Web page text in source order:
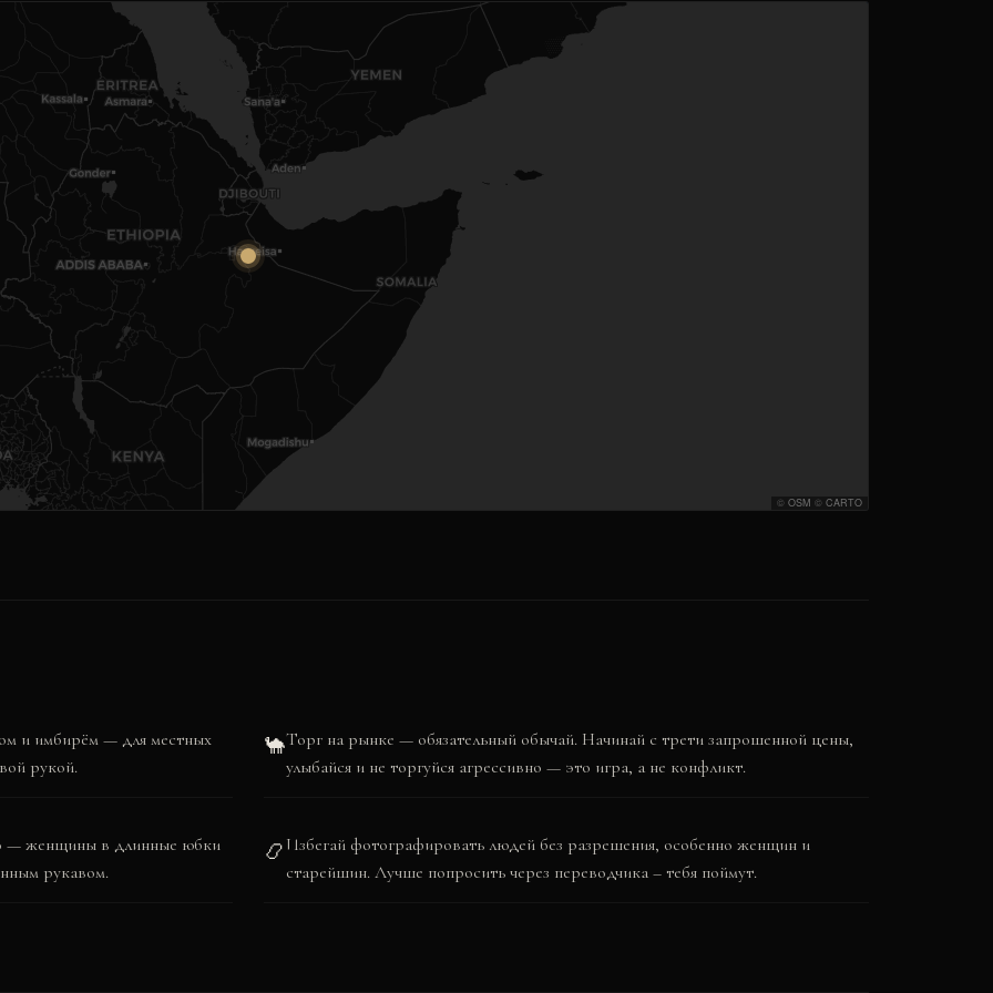
© OSM © CARTO
и имбирём — для местных
рукой.
🐪Торг на рынке — обязательный обычай. Начинай с трети запрошенной цены,
улыбайся и не торгуйся агрессивно — это игра, а не конфликт.
— женщины в длинные юбки
рукавом.
📿 Избегай фотографировать людей без разрешения, особенно женщин и
старейшин. Лучше попросить через переводчика – тебя поймут.